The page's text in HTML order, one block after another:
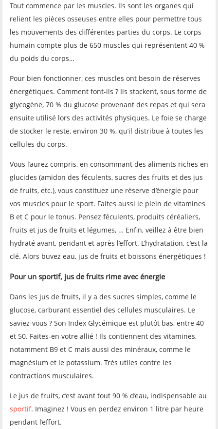
Tout commence par les muscles. Ils sont les organes qui
relient les pièces osseuses entre elles pour permettre tous
les mouvements des différentes parties du corps. Le corps
humain compte plus de 650 muscles qui représentent 40 %
du poids du corps…
Pour bien fonctionner, ces muscles ont besoin de réserves
énergétiques. Comment font-ils ? Ils stockent, sous forme de
glycogène, 70 % du glucose provenant des repas et qui sera
ensuite utilisé lors des activités physiques. Le foie se charge
de stocker le reste, environ 30 %, qu’il distribue à toutes les
cellules du corps.
Vous l’aurez compris, en consommant des aliments riches en
glucides (amidon des féculents, sucres des fruits et des jus
de fruits, etc.), vous constituez une réserve d’énergie pour
vos muscles pour le sport. Faites aussi le plein de vitamines
B et C pour le tonus. Pensez féculents, produits céréaliers,
fruits et jus de fruits et légumes, … Enfin, veillez à être bien
hydraté avant, pendant et après l’effort. L’hydratation, c’est la
clé. Alors buvez eau, jus de fruits et boissons énergétiques !
Pour un sportif, jus de fruits rime avec énergie
Dans les jus de fruits, il y a des sucres simples, comme le
glucose, carburant essentiel des cellules musculaires. Le
saviez-vous ? Son Index Glycémique est plutôt bas, entre 40
et 50. Faites-en votre allié ! Ils contiennent des vitamines,
notamment B9 et C mais aussi des minéraux, comme le
magnésium et le potassium. Très utiles contre les
contractions musculaires.
Le jus de fruits, c’est avant tout 90 % d’eau, indispensable au
sportif. Imaginez ! Vous en perdez environ 1 litre par heure
pendant l’effort.